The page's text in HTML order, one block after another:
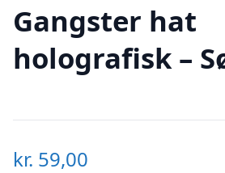
Gangster hat
holografisk –
kr. 59,00